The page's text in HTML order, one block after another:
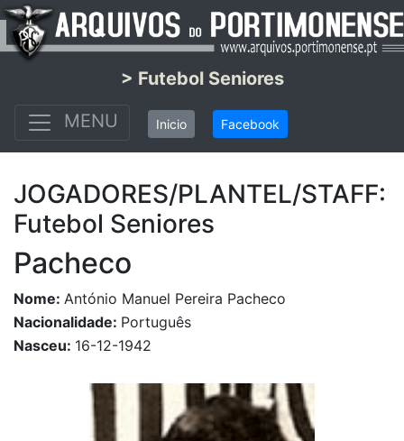
> Futebol Seniores
MENU
Inicio Facebook
JOGADORES/PLANTEL/STAFF:
Futebol Seniores
Pacheco
Nome: António Manuel Pereira Pacheco
Nacionalidade: Português
Nasceu: 16-12-1942